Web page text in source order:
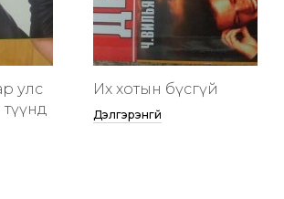
улс
Их хотын бүсгүй
Дэлгэрэнгүй